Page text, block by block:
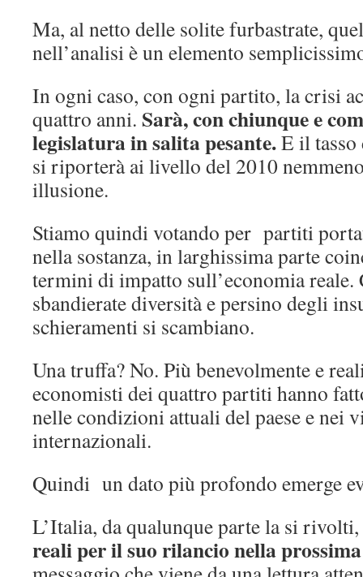
Ma, al netto delle solite furbastrate,
nell’analisi è un elemento
In ogni caso, con ogni partito, la crisi
quattro anni. Sarà, con chiunque e
legislatura in salita pesante.E il
si riporterà ai livello del 2010
illusione.
Stiamo quindi votando per partiti
nella sostanza, in larghissima parte
termini di impatto sull’economia reale.
sbandierate diversità e persino degli
schieramenti si scambiano.
Una truffa? No. Più benevolmente e
economisti dei quattro partiti hanno
nelle condizioni attuali del paese e nei
internazionali.
Quindi un dato più profondo emerge
L’Italia, da qualunque parte la si rivolti,
reali per il suo rilancio nella